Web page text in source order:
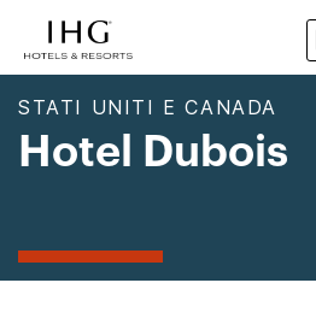
STATI UNITI E CANADA
Hotel Dubois